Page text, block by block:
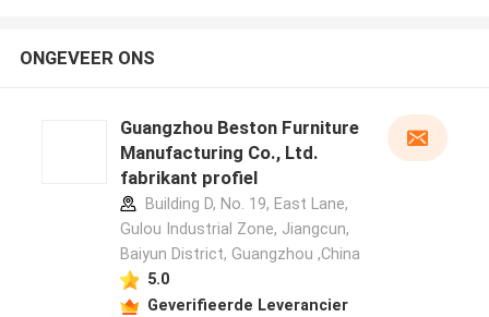
ONGEVEER ONS
Guangzhou Beston Furniture
Manufacturing Co., Ltd.
fabrikant profiel
Building D, No. 19, East Lane,
Gulou Industrial Zone, Jiangcun,
Baiyun District, Guangzhou ,China
5.0
Geverifieerde Leverancier